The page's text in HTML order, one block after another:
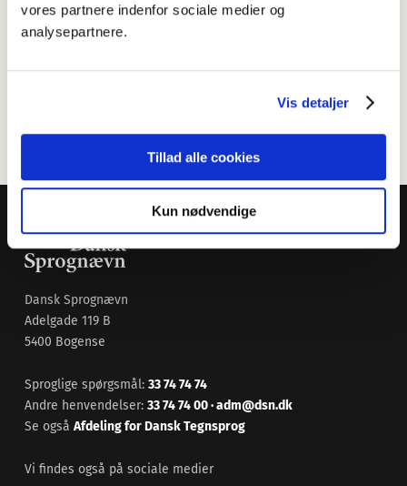
vores partnere indenfor sociale medier og
analysepartnere.
Vis detaljer
Tillad alle cookies
Kun nødvendige
Twitter, dels med fagsproglige artikler.
Det danske gigawordkorpus
I forbindelse med udvikling af sprogteknologi er der
korpusset Danish Gigaword.
Dansk Sprognævn
Adelgade 119 B
5400 Bogense
Sproglige spørgsmål: 33 74 74 74
Andre henvendelser: 33 74 74 00·adm@dsn.dk
Se også Afdeling for Dansk Tegnsprog
Vi findes også på sociale medier